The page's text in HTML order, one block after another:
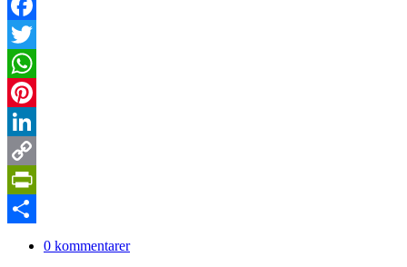
Facebook
Twitter
WhatsApp
Pinterest
LinkedIn
Copy
Link
PrintFriendly
0 kommentarer